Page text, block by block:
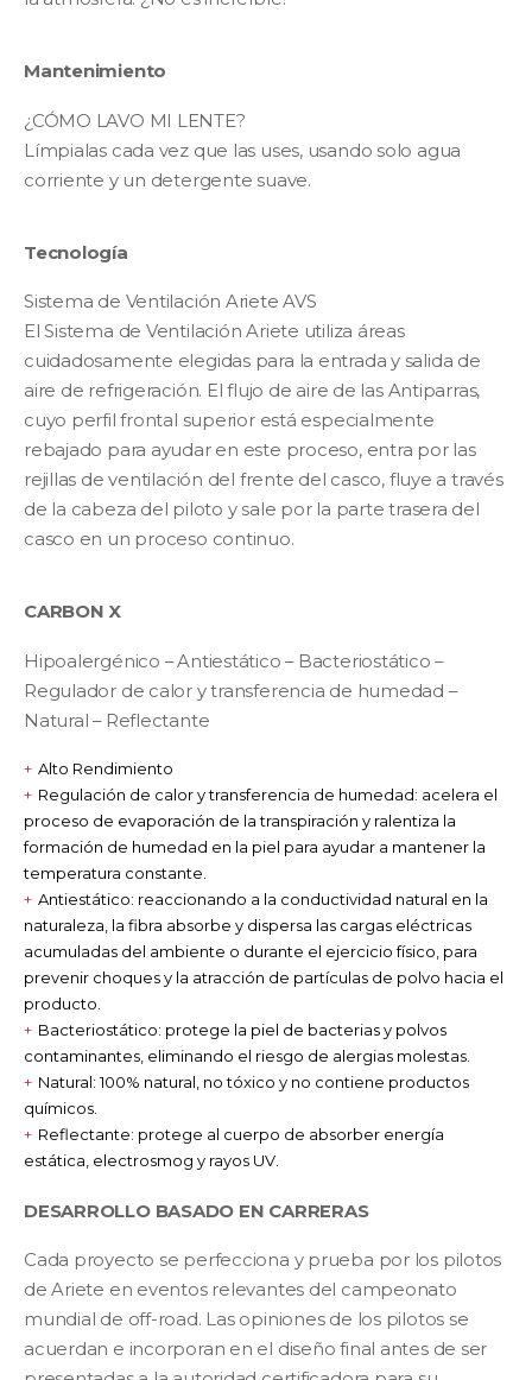
Mantenimiento
¿CÓMO LAVO MI LENTE?
Límpialas cada vez que las uses, usando solo agua
corriente y un detergente suave.
Tecnología
Sistema de Ventilación Ariete AVS
El Sistema de Ventilación Ariete utiliza áreas
cuidadosamente elegidas para la entrada y salida de
aire de refrigeración. El flujo de aire de las Antiparras,
cuyo perfil frontal superior está especialmente
rebajado para ayudar en este proceso, entra por las
rejillas de ventilación del frente del casco, fluye a través
de la cabeza del piloto y sale por la parte trasera del
casco en un proceso continuo.
CARBON X
Hipoalergénico – Antiestático – Bacteriostático –
Regulador de calor y transferencia de humedad –
Natural – Reflectante
Alto Rendimiento
Regulación de calor y transferencia de humedad: acelera el
proceso de evaporación de la transpiración y ralentiza la
formación de humedad en la piel para ayudar a mantener la
temperatura constante.
Antiestático: reaccionando a la conductividad natural en la
naturaleza, la fibra absorbe y dispersa las cargas eléctricas
acumuladas del ambiente o durante el ejercicio físico, para
prevenir choques y la atracción de partículas de polvo hacia el
producto.
Bacteriostático: protege la piel de bacterias y polvos
contaminantes, eliminando el riesgo de alergias molestas.
Natural: 100% natural, no tóxico y no contiene productos
químicos.
Reflectante: protege al cuerpo de absorber energía
estática, electrosmog y rayos UV.
DESARROLLO BASADO EN CARRERAS
Cada proyecto se perfecciona y prueba por los pilotos
de Ariete en eventos relevantes del campeonato
mundial de off-road. Las opiniones de los pilotos se
acuerdan e incorporan en el diseño final antes de ser